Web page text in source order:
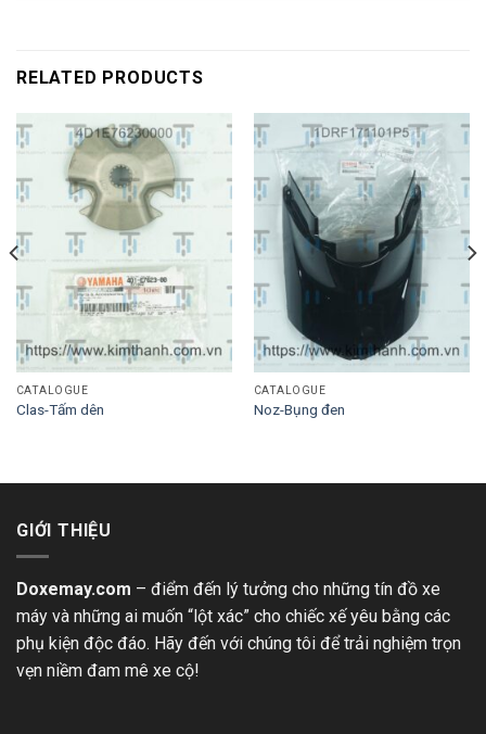
RELATED PRODUCTS
CATALOGUE
Clas-Tấm dên
CATALOGUE
Noz-Bụng đen
GIỚI THIỆU
Doxemay.com – điểm đến lý tưởng cho những tín đồ xe
máy và những ai muốn “lột xác” cho chiếc xế yêu bằng các
phụ kiện độc đáo. Hãy đến với chúng tôi để trải nghiệm trọn
vẹn niềm đam mê xe cộ!